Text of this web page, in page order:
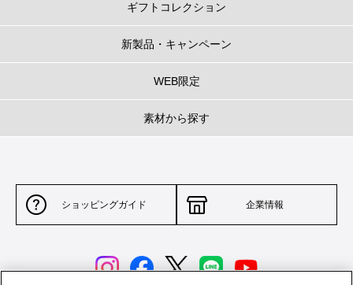
ギフトコレクション
新製品・キャンペーン
WEB限定
素材から探す
ショッピングガイド 企業情報